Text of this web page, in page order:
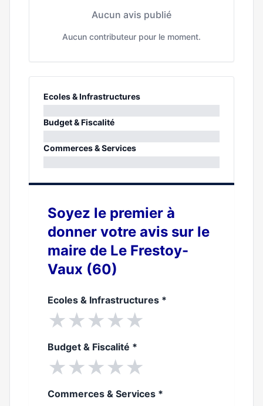
Aucun avis publié
Aucun contributeur pour le moment.
Ecoles & Infrastructures
0%
Budget & Fiscalité
0%
Commerces & Services
Soyez le premier à
donner votre avis sur le
maire de Le Frestoy-
Vaux (60)
Ecoles & Infrastructures *
★★★★★
Budget & Fiscalité *
★★★★★
Commerces & Services *